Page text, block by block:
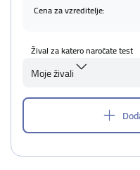
Cena za vzreditelje:
Žival za katero naročate test
Moje živali